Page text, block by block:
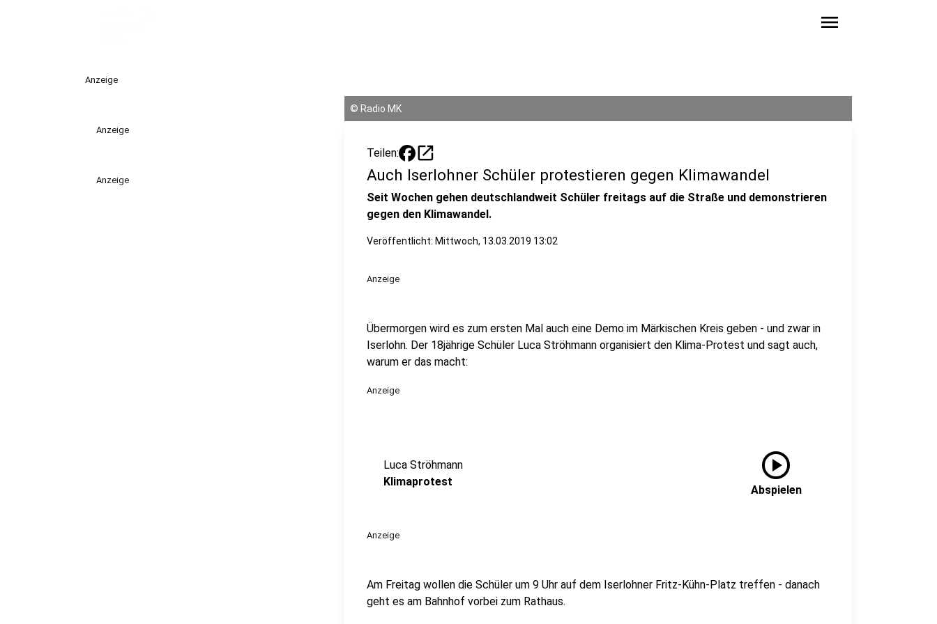
menu
Anzeige
Anzeige
Anzeige
© Radio MK
Teilen: open_in_new
Auch Iserlohner Schüler protestieren gegen Klimawandel
Seit Wochen gehen deutschlandweit Schüler freitags auf die Straße und demonstrieren
gegen den Klimawandel.
Veröffentlicht: Mittwoch, 13.03.2019 13:02
Anzeige
Übermorgen wird es zum ersten Mal auch eine Demo im Märkischen Kreis geben - und zwar in
Iserlohn. Der 18jährige Schüler Luca Ströhmann organisiert den Klima-Protest und sagt auch,
warum er das macht:
Anzeige
Luca Ströhmann
Klimaprotest
play_circle
Abspielen
Anzeige
Am Freitag wollen die Schüler um 9 Uhr auf dem Iserlohner Fritz-Kühn-Platz treffen - danach
geht es am Bahnhof vorbei zum Rathaus.